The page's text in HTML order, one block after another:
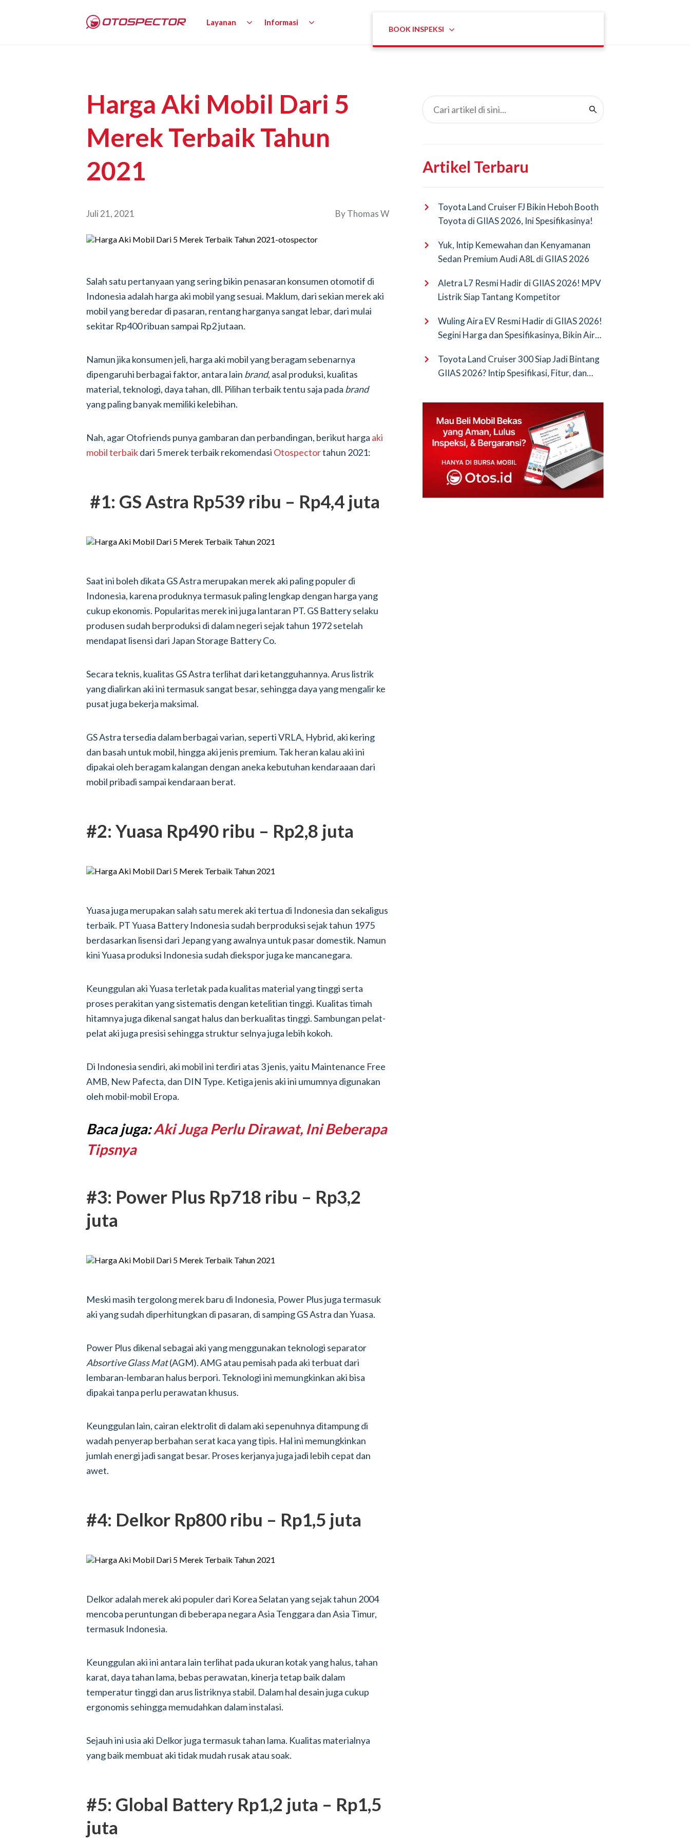
Layanan Informasi
Harga Aki Mobil Dari 5
Merek Terbaik Tahun
2021
Juli 21, 2021 ByThomas W
Salah satu pertanyaan yang sering bikin penasaran konsumen otomotif di
Indonesia adalah harga aki mobil yang sesuai. Maklum, dari sekian merek aki
mobil yang beredar di pasaran, rentang harganya sangat lebar, dari mulai
sekitar Rp400 ribuan sampai Rp2 jutaan.
Namun jika konsumen jeli, harga aki mobil yang beragam sebenarnya
dipengaruhi berbagai faktor, antara lain brand, asal produksi, kualitas
material, teknologi, daya tahan, dll. Pilihan terbaik tentu saja pada brand
yang paling banyak memiliki kelebihan.
Nah, agar Otofriends punya gambaran dan perbandingan, berikut harga aki
mobil terbaikdari 5 merek terbaik rekomendasi Otospectortahun 2021:
#1: GS Astra Rp539 ribu – Rp4,4 juta
Saat ini boleh dikata GS Astra merupakan merek aki paling populer di
Indonesia, karena produknya termasuk paling lengkap dengan harga yang
cukup ekonomis. Popularitas merek ini juga lantaran PT. GS Battery selaku
produsen sudah berproduksi di dalam negeri sejak tahun 1972 setelah
mendapat lisensi dari Japan Storage Battery Co.
Secara teknis, kualitas GS Astra terlihat dari ketangguhannya. Arus listrik
yang dialirkan aki ini termasuk sangat besar, sehingga daya yang mengalir ke
pusat juga bekerja maksimal.
GS Astra tersedia dalam berbagai varian, seperti VRLA, Hybrid, aki kering
dan basah untuk mobil, hingga aki jenis premium. Tak heran kalau aki ini
dipakai oleh beragam kalangan dengan aneka kebutuhan kendaraaan dari
mobil pribadi sampai kendaraan berat.
#2: Yuasa Rp490 ribu – Rp2,8 juta
Yuasa juga merupakan salah satu merek aki tertua di Indonesia dan sekaligus
terbaik. PT Yuasa Battery Indonesia sudah berproduksi sejak tahun 1975
berdasarkan lisensi dari Jepang yang awalnya untuk pasar domestik. Namun
kini Yuasa produksi Indonesia sudah diekspor juga ke mancanegara.
Keunggulan aki Yuasa terletak pada kualitas material yang tinggi serta
proses perakitan yang sistematis dengan ketelitian tinggi. Kualitas timah
hitamnya juga dikenal sangat halus dan berkualitas tinggi. Sambungan pelat-
pelat aki juga presisi sehingga struktur selnya juga lebih kokoh.
Di Indonesia sendiri, aki mobil ini terdiri atas 3 jenis, yaitu Maintenance Free
AMB, New Pafecta, dan DIN Type. Ketiga jenis aki ini umumnya digunakan
oleh mobil-mobil Eropa.
Baca juga:Aki Juga Perlu Dirawat, Ini Beberapa
Tipsnya
#3: Power Plus Rp718 ribu – Rp3,2
juta
Meski masih tergolong merek baru di Indonesia, Power Plus juga termasuk
aki yang sudah diperhitungkan di pasaran, di samping GS Astra dan Yuasa.
Power Plus dikenal sebagai aki yang menggunakan teknologi separator
Absortive Glass Mat(AGM). AMG atau pemisah pada aki terbuat dari
lembaran-lembaran halus berpori. Teknologi ini memungkinkan aki bisa
dipakai tanpa perlu perawatan khusus.
Keunggulan lain, cairan elektrolit di dalam aki sepenuhnya ditampung di
wadah penyerap berbahan serat kaca yang tipis. Hal ini memungkinkan
jumlah energi jadi sangat besar. Proses kerjanya juga jadi lebih cepat dan
awet.
#4: Delkor Rp800 ribu – Rp1,5 juta
Delkor adalah merek aki populer dari Korea Selatan yang sejak tahun 2004
mencoba peruntungan di beberapa negara Asia Tenggara dan Asia Timur,
termasuk Indonesia.
Keunggulan aki ini antara lain terlihat pada ukuran kotak yang halus, tahan
karat, daya tahan lama, bebas perawatan, kinerja tetap baik dalam
temperatur tinggi dan arus listriknya stabil. Dalam hal desain juga cukup
ergonomis sehingga memudahkan dalam instalasi.
Sejauh ini usia aki Delkor juga termasuk tahan lama. Kualitas materialnya
yang baik membuat aki tidak mudah rusak atau soak.
#5: Global Battery Rp1,2 juta – Rp1,5
juta
Artikel Terbaru
Toyota Land Cruiser FJ Bikin Heboh Booth
Toyota di GIIAS 2026, Ini Spesifikasinya!
Yuk, Intip Kemewahan dan Kenyamanan
Sedan Premium Audi A8L di GIIAS 2026
Aletra L7 Resmi Hadir di GIIAS 2026! MPV
Listrik Siap Tantang Kompetitor
Wuling Aira EV Resmi Hadir di GIIAS 2026!
Segini Harga dan Spesifikasinya, Bikin Air
Toyota Land Cruiser 300 Siap Jadi Bintang
GIIAS 2026? Intip Spesifikasi, Fitur, dan
BOOK INSPEKSI